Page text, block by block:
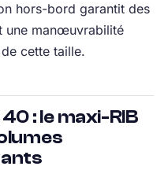
hors-bord garantit des
une manœuvrabilité
cette taille.
: le maxi-RIB